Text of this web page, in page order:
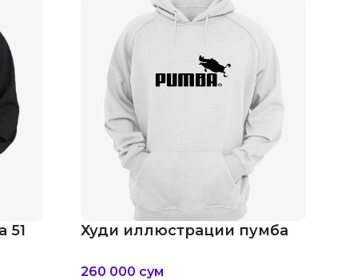
51 Худи иллюстрации пумба
260 000 сум